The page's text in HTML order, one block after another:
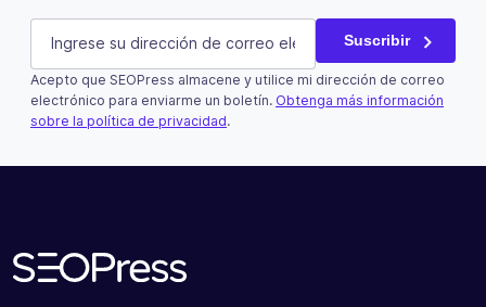
Company
Este campo es un campo de validación y debe quedar
E-mail (Obligatorio) Suscribir
Acepto que SEOPress almacene y utilice mi dirección de correo
electrónico para enviarme un boletín. Obtenga más información
sobre la política de privacidad.